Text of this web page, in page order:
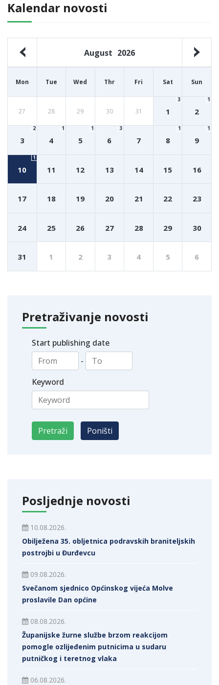
Kalendar novosti
August 2026
Mon Tue Wed Thr Fri Sat Sun
27 28 29 30 31 1
3
2
1
3
2
4
1
5
1
6
3
7 8
1
9
1
10
1
11 12 13 14 15 16
17 18 19 20 21 22 23
24 25 26 27 28 29 30
31 1 2 3 4 5 6
Pretraživanje novosti
Start publishing date
-
Keyword
Posljednje novosti
10.08.2026.
Obilježena 35. obljetnica podravskih braniteljskih
postrojbi u Đurđevcu
09.08.2026.
Svečanom sjednico Općinskog vijeća Molve
proslavile Dan općine
08.08.2026.
Županijske žurne službe brzom reakcijom
pomogle ozlijeđenim putnicima u sudaru
putničkog i teretnog vlaka
06.08.2026.